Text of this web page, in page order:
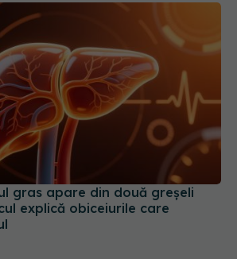
explică obiceiurile care